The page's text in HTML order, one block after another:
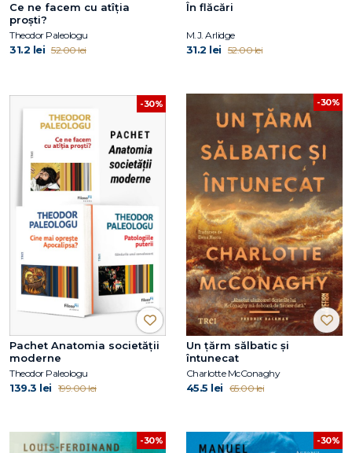
Ce ne facem cu atîția
proști?
Theodor Paleologu
31.2 lei 52.00 lei
În flăcări
M.J. Arlidge
31.2 lei 52.00 lei
-30%
Pachet Anatomia societății
moderne
Theodor Paleologu
139.3 lei 199.00 lei
-30%
Un țărm sălbatic și
întunecat
Charlotte McConaghy
45.5 lei 65.00 lei
-30% -30%